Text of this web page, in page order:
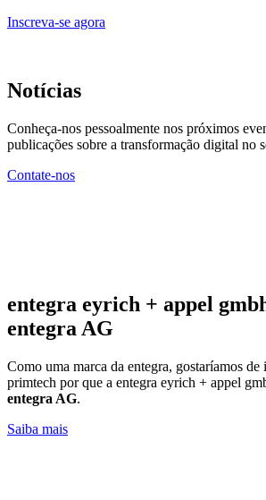
Inscreva-se agora
Notícias
Conheça-nos pessoalmente nos próximos
publicações sobre a transformação digital no
Contate-nos
entegra eyrich + appel
entegra AG
Como uma marca da entegra, gostaríamos
primtech por que a entegra eyrich + appel
entegra AG.
Saiba mais